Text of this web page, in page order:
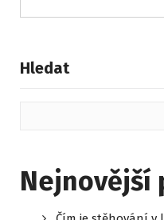
Hledat
Nejnovější